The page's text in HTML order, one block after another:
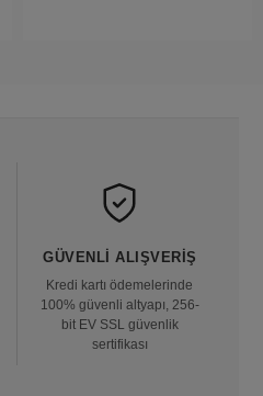
GÜVENLI ALIŞVERIŞ
Kredi kartı ödemelerinde
100% güvenli altyapı, 256-
bit EV SSL güvenlik
sertifikası